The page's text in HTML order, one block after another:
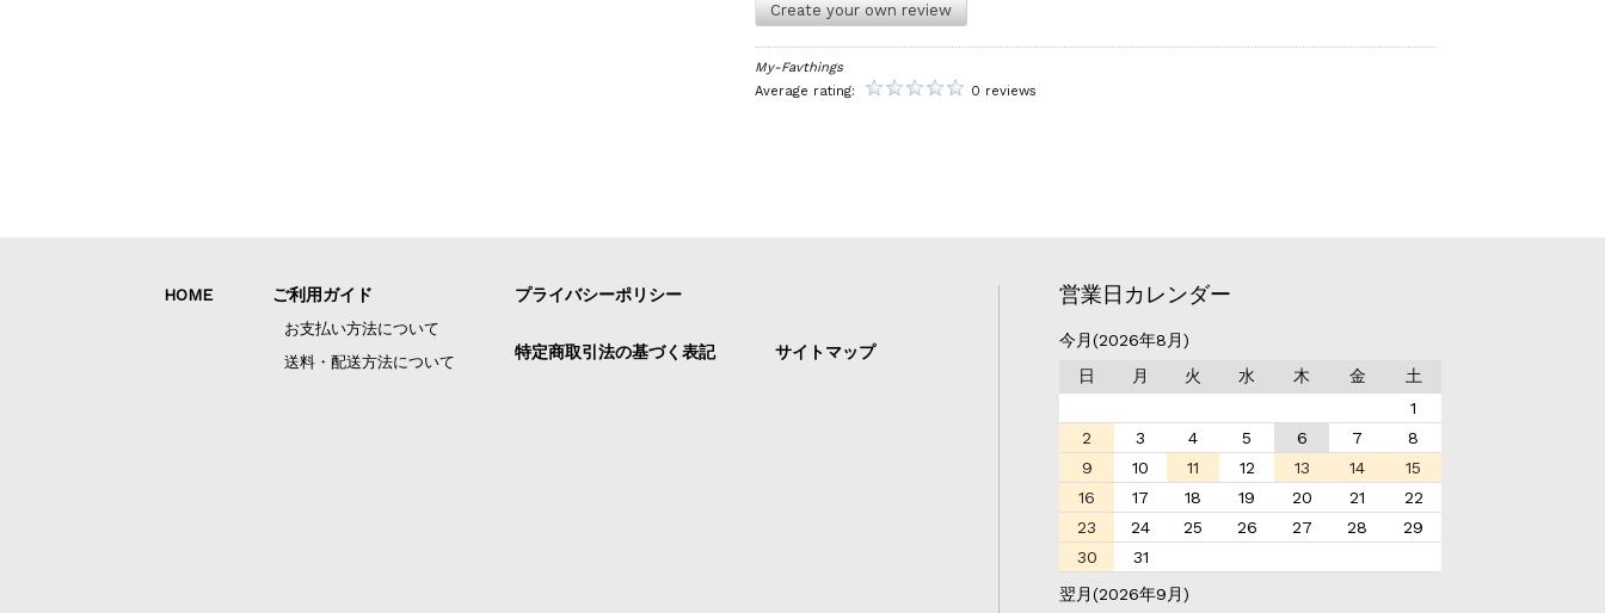
Create your own review
My-Favthings
Average rating:
0 reviews
営業日カレンダー
今月(2026年8月)
日
月 火 水 木 金
土
1
2
3 4 5 6 7
8
9
10 11 12 13 14
15
16
17 18 19 20 21
22
23
24 25 26 27 28
29
30
31
翌月(2026年9月)
HOME ご利用ガイド
お支払い方法について
送料・配送方法について
プライバシーポリシー
特定商取引法の基づく表記 サイトマップ